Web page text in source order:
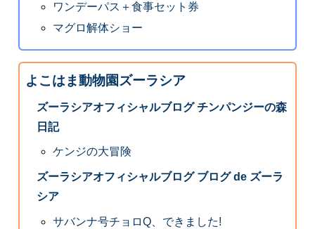
ワンデーパス＋食事セット券
マグロ解体ショー
よこはま動物園ズーラシア
ズーラシアオフィシャルブログ チンパンジーの森
日記
ケンジの大冒険
ズーラシアオフィシャルブログ ブログ de ズーラ
シア
サバンナ号チョロQ、できました!